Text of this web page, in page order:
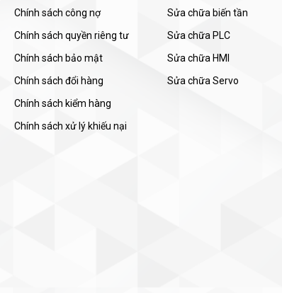
Chính sách công nợ
Chính sách quyền riêng tư
Chính sách bảo mật
Chính sách đổi hàng
Chính sách kiểm hàng
Chính sách xử lý khiếu nại
Sửa chữa biến tần
Sửa chữa PLC
Sửa chữa HMI
Sửa chữa Servo